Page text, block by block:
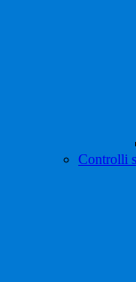
Controlli